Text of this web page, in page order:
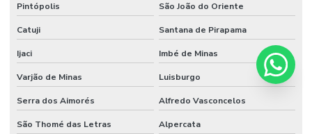
Pintópolis São João do Oriente
Catuji Santana de Pirapama
Ijaci Imbé de Minas
Varjão de Minas Luisburgo
Serra dos Aimorés Alfredo Vasconcelos
São Thomé das Letras Alpercata